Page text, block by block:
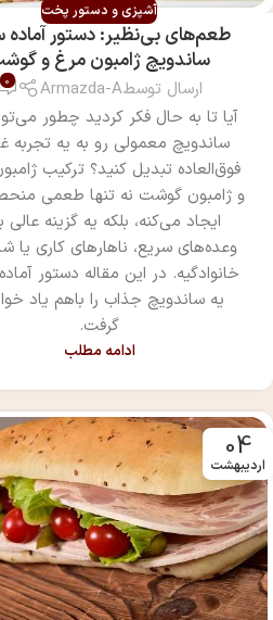
آشپزی و دستور پخت
طعم‌های بی‌نظیر: دستور آماده
ساندویچ ژامبون مرغ و
ارسال توسطArmazda-A
0
آیا تا به حال فکر کردید چطور
ساندویچ معمولی رو به یه تجربه
فوق‌العاده تبدیل کنید؟ ترکیب
و ژامبون گوشت نه تنها طعمی
ایجاد می‌کنه، بلکه یه گزینه عالی
وعده‌های سریع، ناهارهای کاری یا
خانوادگیه. در این مقاله دستور
یه ساندویچ جذاب را باهم یاد
گرفت.
ادامه مطلب
04
اردیبهشت